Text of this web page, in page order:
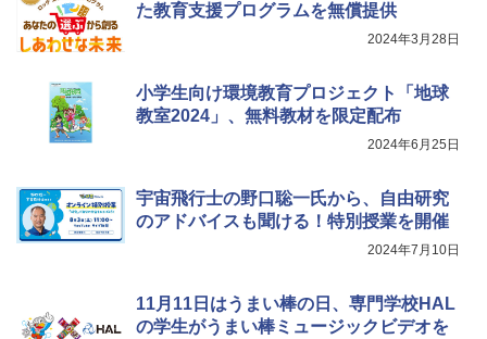
5
Amazon Fire HD 10 キッズプロ (10イン
チ) ディズニー スティッチ エディション
￥26,980
5 Fernrohr:実験用キャビネット
た教育支援プログラムを無償提供
2024年3月28日
小学生向け環境教育プロジェクト「地球
教室2024」、無料教材を限定配布
2024年6月25日
宇宙飛行士の野口聡一氏から、自由研究
のアドバイスも聞ける！特別授業を開催
2024年7月10日
11月11日はうまい棒の日、専門学校HAL
の学生がうまい棒ミュージックビデオを